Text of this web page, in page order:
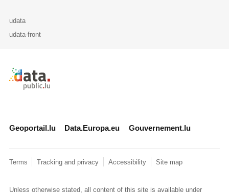
udata
udata-front
Retour à l'accueil de data.public.lu
Geoportail.lu Data.Europa.eu Gouvernement.lu
Terms Tracking and privacy Accessibility Site map
Unless otherwise stated, all content of this site is available under